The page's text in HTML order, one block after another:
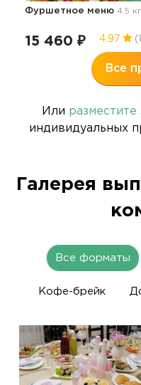
Фуршетное меню 4.5 кг
15 460 ₽ 4.97
Все
Или разместите
индивидуальных
Галерея
Все форматы
Кофе-брейк